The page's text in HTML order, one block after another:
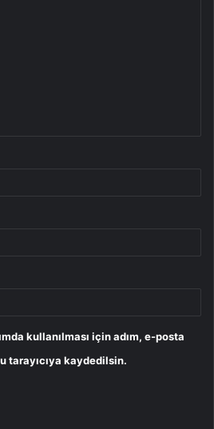
kullanılması için adım, e-posta
tarayıcıya kaydedilsin.